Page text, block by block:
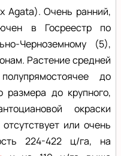
Agata). Очень ранний,
в Госреестр по
Черноземному (5),
Растение средней
до
размера до крупного,
окраски
или очень
224-422 ц/га, на